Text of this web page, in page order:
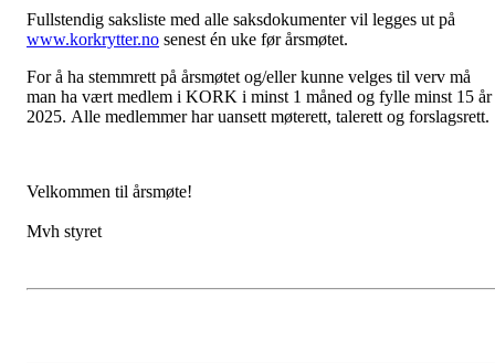
Fullstendig saksliste med alle saksdokumenter vil legges ut på
www.korkrytter.no senest én uke før årsmøtet.
For å ha stemmrett på årsmøtet og/eller kunne velges til verv må
man ha vært medlem i KORK i minst 1 måned og fylle minst 15
2025. Alle medlemmer har uansett møterett, talerett og forslagsrett.
Velkommen til årsmøte!
Mvh styret